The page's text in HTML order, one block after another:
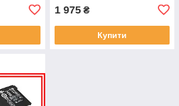
1 975 ₴
Купити